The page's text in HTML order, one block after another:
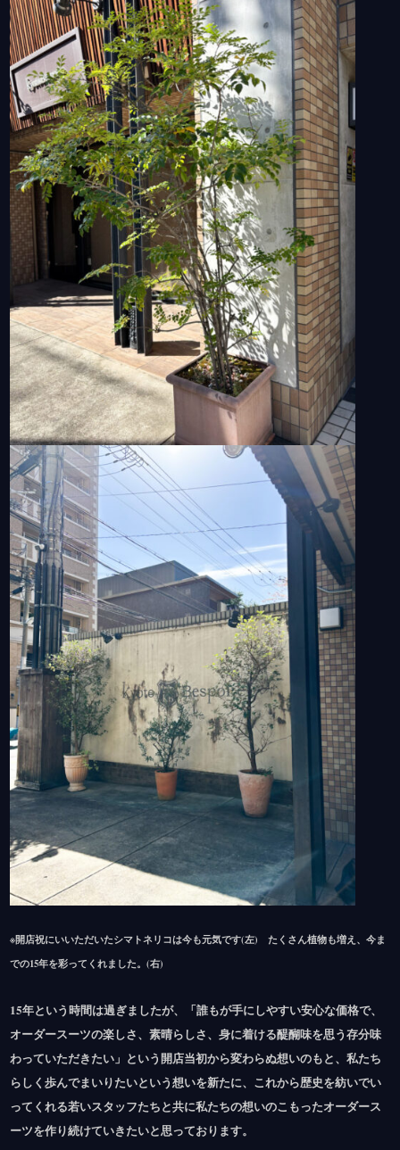
※開店祝にいいただいたシマトネリコは今も元気です(左) たくさん植物も増え、今ま
での15年を彩ってくれました。(右)
15年という時間は過ぎましたが、「誰もが手にしやすい安心な価格で、
オーダースーツの楽しさ、素晴らしさ、身に着ける醍醐味を思う存分味
わっていただきたい」という開店当初から変わらぬ想いのもと、私たち
らしく歩んでまいりたいという想いを新たに、これから歴史を紡いでい
ってくれる若いスタッフたちと共に私たちの想いのこもったオーダース
ーツを作り続けていきたいと思っております。